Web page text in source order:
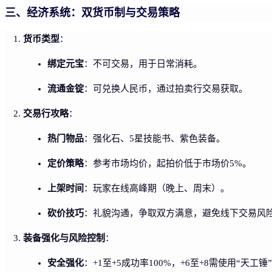
三、经济系统：双货币制与交易策略
货币类型：
绑定元宝：不可交易，用于日常消耗。
流通金锭：可兑换人民币，通过拍卖行交易获取。
交易行攻略：
热门物品：强化石、5星技能书、紫色装备。
定价策略：参考市场均价，起拍价低于市场价5%。
上架时间 ：玩家在线高峰期（晚上、周末）。
砍价技巧：礼貌沟通，争取双方满意，避免线下交易风
装备强化与风险控制 ：
安全强化：+1至+5成功率100%，+6至+8需使用“天工锤